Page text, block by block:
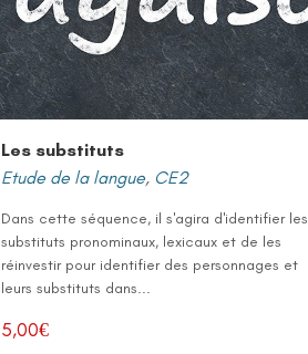
Les substituts
Etude de la langue, CE2
Dans cette séquence, il s'agira d'identifier les
substituts pronominaux, lexicaux et de les
réinvestir pour identifier des personnages et
leurs substituts dans...
5,00€